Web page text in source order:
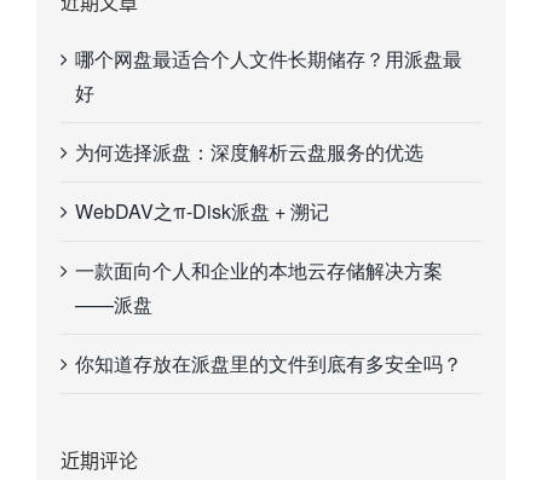
哪个网盘最适合个人文件长期储存？用派盘最
好
为何选择派盘：深度解析云盘服务的优选
WebDAV之π-Disk派盘 + 溯记
一款面向个人和企业的本地云存储解决方案
——派盘
你知道存放在派盘里的文件到底有多安全吗？
近期评论